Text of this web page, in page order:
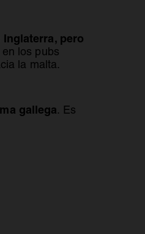
pero
los pubs
la malta.
gallega. Es